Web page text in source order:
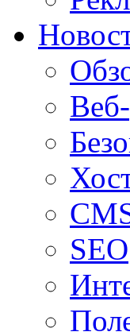
SEO